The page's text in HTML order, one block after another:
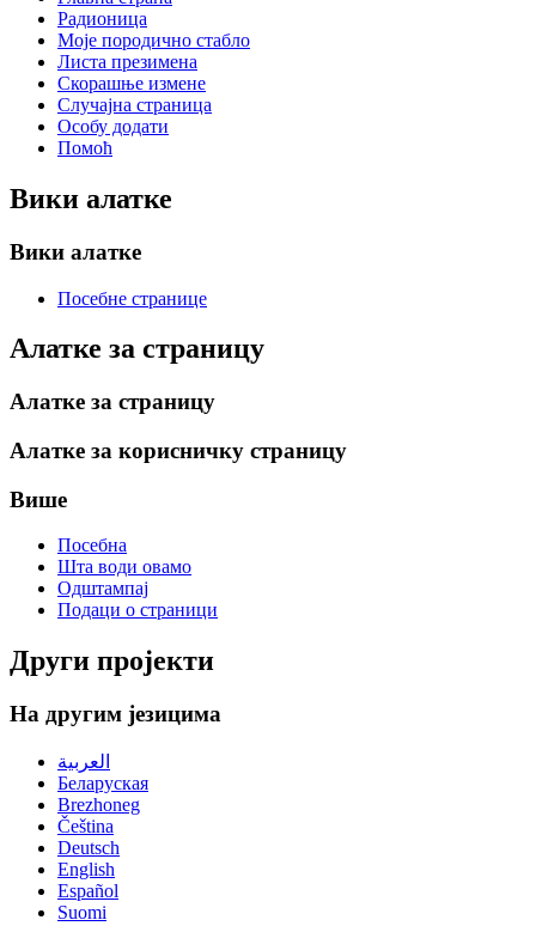
Радионица
Моје породично стабло
Листа презимена
Скорашње измене
Случајна страница
Особу додати
Помоћ
Вики алатке
Вики алатке
Посебне странице
Алатке за страницу
Алатке за страницу
Алатке за корисничку страницу
Више
Посебна
Шта води овамо
Одштампај
Подаци о страници
Други пројекти
На другим језицима
العربية
Беларуская
Brezhoneg
Čeština
Deutsch
English
Español
Suomi